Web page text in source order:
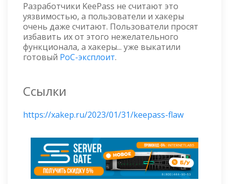
Разработчики KeePass не считают это
уязвимостью, а пользователи и хакеры
очень даже считают. Пользователи просят
избавить их от этого нежелательного
функционала, а хакеры... уже выкатили
готовый PoC-эксплоит.
Ссылки
https://xakep.ru/2023/01/31/keepass-flaw